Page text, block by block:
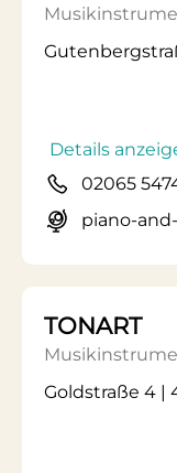
Details
02065
piano-
TONART
Goldstraße 4 |